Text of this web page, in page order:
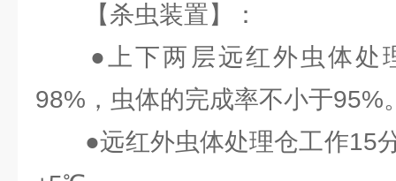
【杀虫装置】：
●上下两层远红外虫体处
98%，虫体的完成率不小于95%
●远红外虫体处理仓工作15